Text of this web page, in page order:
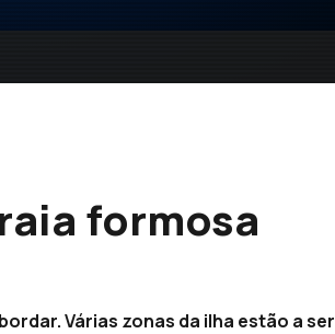
formosa
Várias zonas da ilha estão a ser